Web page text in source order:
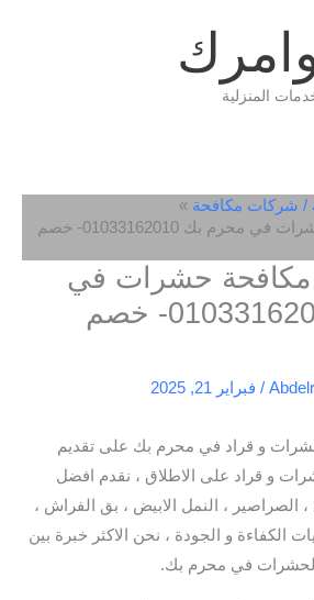
المنزلية
/ شركات مكافحة
افضل شركة مكافحة حشرات في محرم بك 01033162010- خصم
حشرات في
محرم بك 01033162010- خصم
/ فبراير 21, 2025
و قراد في محرم بك على تقديم
و قراد على الاطلاق ، نقدم افضل
الصراصير ، النمل الابيض ، بق الفراش ،
الكفاءة و الجودة ، نحن الاكثر خبرة بين
في محرم بك.